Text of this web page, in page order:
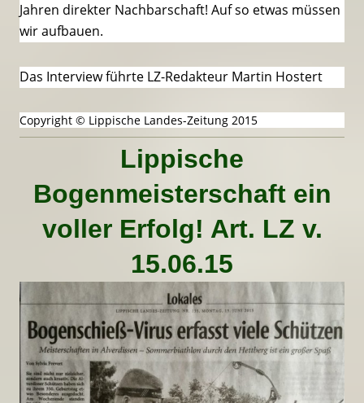
Jahren direkter Nachbarschaft! Auf so etwas müssen
wir aufbauen.
Das Interview führte LZ-Redakteur Martin Hostert
Copyright © Lippische Landes-Zeitung 2015
Lippische
Bogenmeisterschaft ein
voller Erfolg! Art. LZ v.
15.06.15